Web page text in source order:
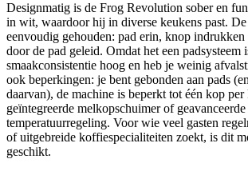
Designmatig is de Frog Revolution sober en
in wit, waardoor hij in diverse keukens past.
eenvoudig gehouden: pad erin, knop
door de pad geleid. Omdat het een pad­systeem
smaakconsistentie hoog en heb je weinig
ook beperkingen: je bent gebonden aan pads
daarvan), de machine is beperkt tot één kop per
geïntegreerde melkopschuimer of geavanceerde
temperatuurregeling. Voor wie veel gasten
of uitgebreide koffiespecialiteiten zoekt, is dit
geschikt.